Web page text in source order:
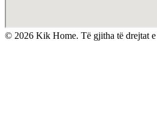
© 2026 Kik Home. Të gjitha të drejtat e